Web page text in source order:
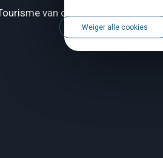
Weiger alle cookies
van de Provincie Waals-